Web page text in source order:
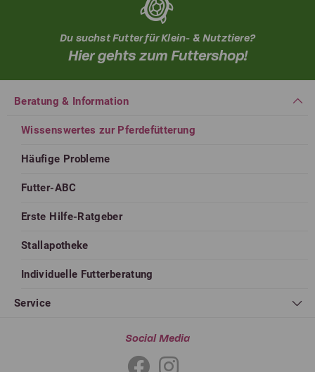
Du suchst Futter für Klein- & Nutztiere?
Hier gehts zum Futtershop!
Beratung & Information
Wissenswertes zur Pferdefütterung
Häufige Probleme
Futter-ABC
Erste Hilfe-Ratgeber
Stallapotheke
Individuelle Futterberatung
Service
Social Media